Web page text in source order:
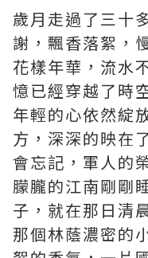
歲月走過了三十
謝，飄香落絮，
花樣年華，流水
憶已經穿越了時
年輕的心依然綻
方，深深的映在
會忘記，軍人的
朦朧的江南剛剛
子，就在那日清
那個林蔭濃密的